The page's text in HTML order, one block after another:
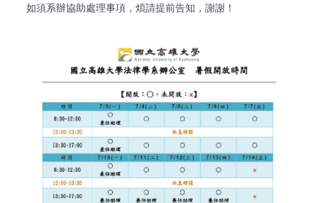
如須系辦協助處理事項，煩請提前告知，謝謝！